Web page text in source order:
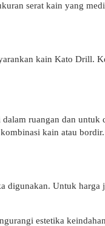
serat kain yang
kain Kato Drill.
ruangan dan untuk
kain atau
digunakan. Untuk
estetika